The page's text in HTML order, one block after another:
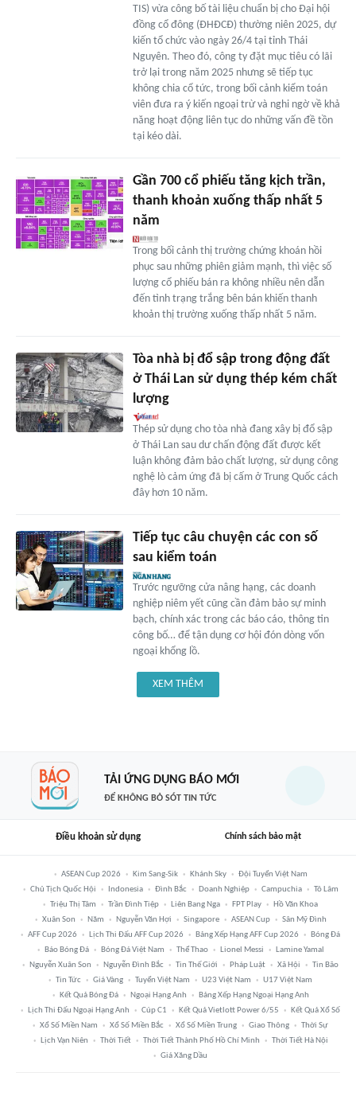
TIS) vừa công bố tài liệu chuẩn bị cho Đại hội
đồng cổ đông (ĐHĐCĐ) thường niên 2025, dự
kiến tổ chức vào ngày 26/4 tại tỉnh Thái
Nguyên. Theo đó, công ty đặt mục tiêu có lãi
trở lại trong năm 2025 nhưng sẽ tiếp tục
không chia cổ tức, trong bối cảnh kiểm toán
viên đưa ra ý kiến ngoại trừ và nghi ngờ về khả
năng hoạt động liên tục do những vấn đề tồn
tại kéo dài.
Gần 700 cổ phiếu tăng kịch trần,
thanh khoản xuống thấp nhất 5
năm
Trong bối cảnh thị trường chứng khoán hồi
phục sau những phiên giảm mạnh, thì việc số
lượng cổ phiếu bán ra không nhiều nên dẫn
đến tình trạng trắng bên bán khiến thanh
khoản thị trường xuống thấp nhất 5 năm.
Tòa nhà bị đổ sập trong động đất
ở Thái Lan sử dụng thép kém chất
lượng
Thép sử dụng cho tòa nhà đang xây bị đổ sập
ở Thái Lan sau dư chấn động đất được kết
luận không đảm bảo chất lượng, sử dụng công
nghệ lò cảm ứng đã bị cấm ở Trung Quốc cách
đây hơn 10 năm.
Tiếp tục câu chuyện các con số
sau kiểm toán
Trước ngưỡng cửa nâng hạng, các doanh
nghiệp niêm yết cũng cần đảm bảo sự minh
bạch, chính xác trong các báo cáo, thông tin
công bố… để tận dụng cơ hội đón dòng vốn
ngoại khổng lồ.
XEM THÊM
TẢI ỨNG DỤNG BÁO MỚI
ĐỂ KHÔNG BỎ SÓT TIN TỨC
Điều khoản sử dụng Chính sách bảo mật
ASEAN Cup 2026 Kim Sang-Sik Khánh Sky
Đội Tuyển Việt Nam
Chủ Tịch Quốc Hội
Indonesia Đình Bắc Doanh Nghiệp Campuchia
Tô Lâm
Triệu Thị Tâm
Trần Đình Tiệp Liên Bang Nga FPT Play
Hồ Văn Khoa
Xuân Son
Năm Nguyễn Văn Hợi Singapore ASEAN Cup
Sân Mỹ Đình
AFF Cup 2026
Lịch Thi Đấu AFF Cup 2026 Bảng Xếp Hạng AFF Cup 2026
Bóng Đá
Báo Bóng Đá
Bóng Đá Việt Nam Thể Thao Lionel Messi
Lamine Yamal
Nguyễn Xuân Son
Nguyễn Đình Bắc Tin Thế Giới Pháp Luật Xã Hội
Tin Bão
Tin Tức
Giá Vàng Tuyển Việt Nam U23 Việt Nam
U17 Việt Nam
Kết Quả Bóng Đá
Ngoại Hạng Anh
Bảng Xếp Hạng Ngoại Hạng Anh
Lịch Thi Đấu Ngoại Hạng Anh
Cúp C1 Kết Quả Vietlott Power 6/55
Kết Quả Xổ Số
Xổ Số Miền Nam
Xổ Số Miền Bắc Xổ Số Miền Trung Giao Thông
Thời Sự
Lịch Vạn Niên
Thời Tiết Thời Tiết Thành Phố Hồ Chí Minh
Thời Tiết Hà Nội
Giá Xăng Dầu